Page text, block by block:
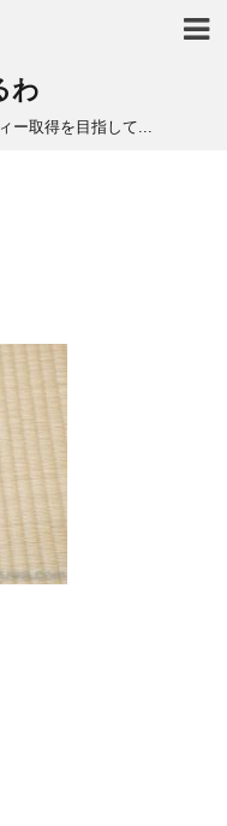
わ
ー取得を目指して...